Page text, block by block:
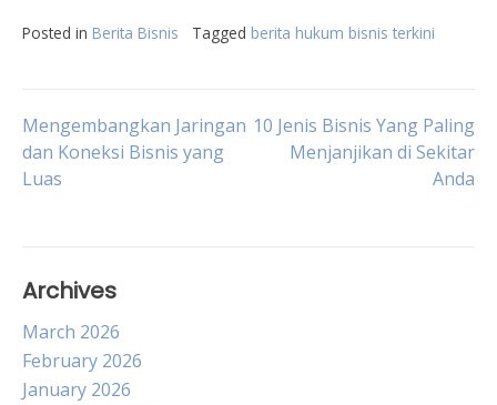
Posted in Berita Bisnis Tagged berita hukum bisnis terkini
Post
navigation
Mengembangkan Jaringan
dan Koneksi Bisnis yang
Luas
10 Jenis Bisnis Yang Paling
Menjanjikan di Sekitar
Anda
Archives
March 2026
February 2026
January 2026